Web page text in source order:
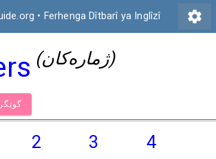
• Ferhenga Dîtbarî ya Inglîzî settings
(ژمارەكان)
گوێگرتن
2 3
4